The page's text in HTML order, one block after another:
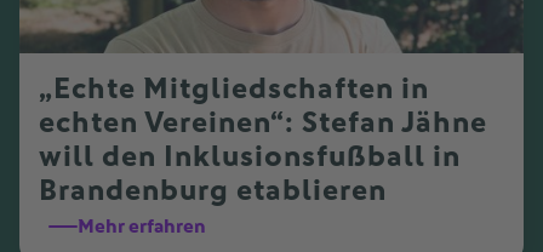
„Echte Mitgliedschaften in
echten Vereinen“: Stefan Jähne
will den Inklusionsfußball in
Brandenburg etablieren
Mehr erfahren